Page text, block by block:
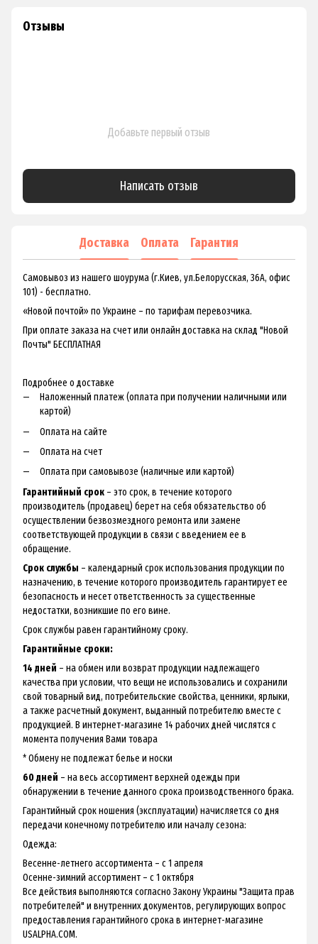
Отзывы
Добавьте первый отзыв
Написать отзыв
Доставка Оплата Гарантия
Самовывоз из нашего шоурума (г.Киев, ул.Белорусская, 36А, офис
101) - бесплатно.
«Новой почтой» по Украине – по тарифам перевозчика.
При оплате заказа на счет или онлайн доставка на склад "Новой
Почты" БЕСПЛАТНАЯ
Подробнее о доставке
Наложенный платеж (оплата при получении наличными или
картой)
Оплата на сайте
Оплата на счет
Оплата при самовывозе (наличные или картой)
Гарантийный срок – это срок, в течение которого
производитель (продавец) берет на себя обязательство об
осуществлении безвозмездного ремонта или замене
соответствующей продукции в связи с введением ее в
обращение.
Срок службы – календарный срок использования продукции по
назначению, в течение которого производитель гарантирует ее
безопасность и несет ответственность за существенные
недостатки, возникшие по его вине.
Срок службы равен гарантийному сроку.
Гарантийные сроки:
14 дней – на обмен или возврат продукции надлежащего
качества при условии, что вещи не использовались и сохранили
свой товарный вид, потребительские свойства, ценники, ярлыки,
а также расчетный документ, выданный потребителю вместе с
продукцией. В интернет-магазине 14 рабочих дней числятся с
момента получения Вами товара
* Обмену не подлежат белье и носки
60 дней – на весь ассортимент верхней одежды при
обнаружении в течение данного срока производственного брака.
Гарантийный срок ношения (эксплуатации) начисляется со дня
передачи конечному потребителю или началу сезона:
Одежда:
Весенне-летнего ассортимента – с 1 апреля
Осенне-зимний ассортимент – с 1 октября
Все действия выполняются согласно Закону Украины "Защита прав
потребителей" и внутренних документов, регулирующих вопрос
предоставления гарантийного срока в интернет-магазине
USALPHA.COM.